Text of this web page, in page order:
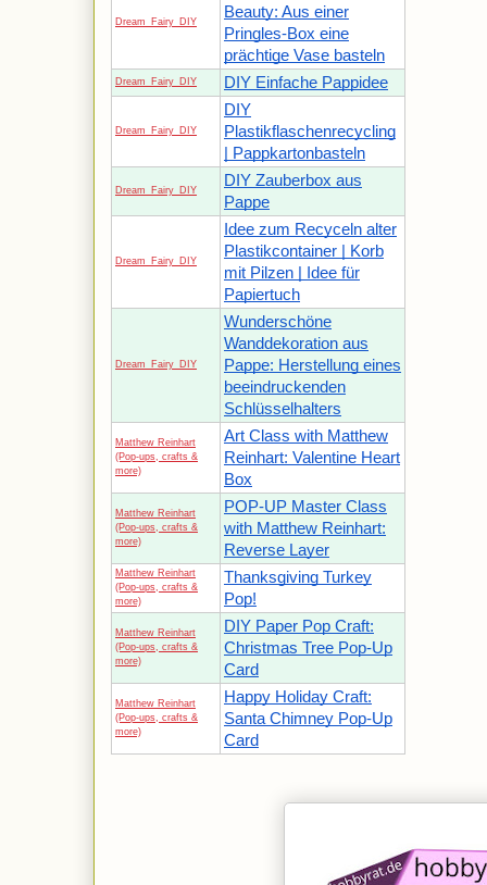
Dream_Fairy_DIY
Beauty: Aus einer
Pringles-Box eine
prächtige Vase basteln
Dream_Fairy_DIY DIY Einfache Pappidee
Dream_Fairy_DIY
DIY
Plastikflaschenrecycling
| Pappkartonbasteln
Dream_Fairy_DIY
DIY Zauberbox aus
Pappe
Dream_Fairy_DIY
Idee zum Recyceln alter
Plastikcontainer | Korb
mit Pilzen | Idee für
Papiertuch
Dream_Fairy_DIY
Wunderschöne
Wanddekoration aus
Pappe: Herstellung eines
beeindruckenden
Schlüsselhalters
Matthew Reinhart
(Pop-ups, crafts &
more)
Art Class with Matthew
Reinhart: Valentine Heart
Box
Matthew Reinhart
(Pop-ups, crafts &
more)
POP-UP Master Class
with Matthew Reinhart:
Reverse Layer
Matthew Reinhart
(Pop-ups, crafts &
more)
Thanksgiving Turkey
Pop!
Matthew Reinhart
(Pop-ups, crafts &
more)
DIY Paper Pop Craft:
Christmas Tree Pop-Up
Card
Matthew Reinhart
(Pop-ups, crafts &
more)
Happy Holiday Craft:
Santa Chimney Pop-Up
Card